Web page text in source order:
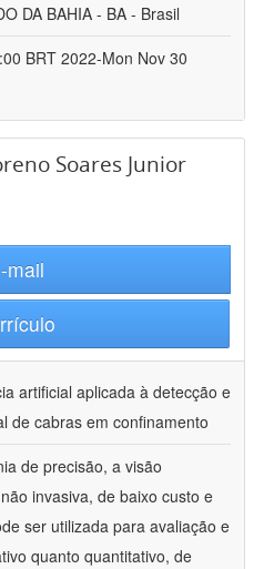
DA BAHIA - BA - Brasil
BRT 2022-Mon Nov 30
Soares Junior
mail
artificial aplicada à detecção e
de cabras em confinamento
de precisão, a visão
invasiva, de baixo custo e
ser utilizada para avaliação e
quanto quantitativo, de